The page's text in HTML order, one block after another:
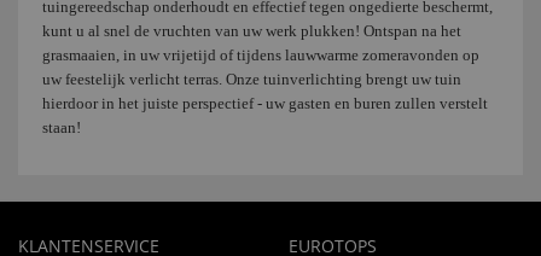
tuingereedschap onderhoudt en effectief tegen ongedierte beschermt,
kunt u al snel de vruchten van uw werk plukken! Ontspan na het
grasmaaien, in uw vrijetijd of tijdens lauwwarme zomeravonden op
uw feestelijk verlicht terras. Onze tuinverlichting brengt uw tuin
hierdoor in het juiste perspectief - uw gasten en buren zullen verstelt
staan!
KLANTENSERVICE EUROTOPS